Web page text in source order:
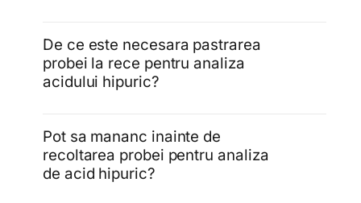
De ce este necesara pastrarea
probei la rece pentru analiza
acidului hipuric?
Pot sa mananc inainte de
recoltarea probei pentru analiza
de acid hipuric?